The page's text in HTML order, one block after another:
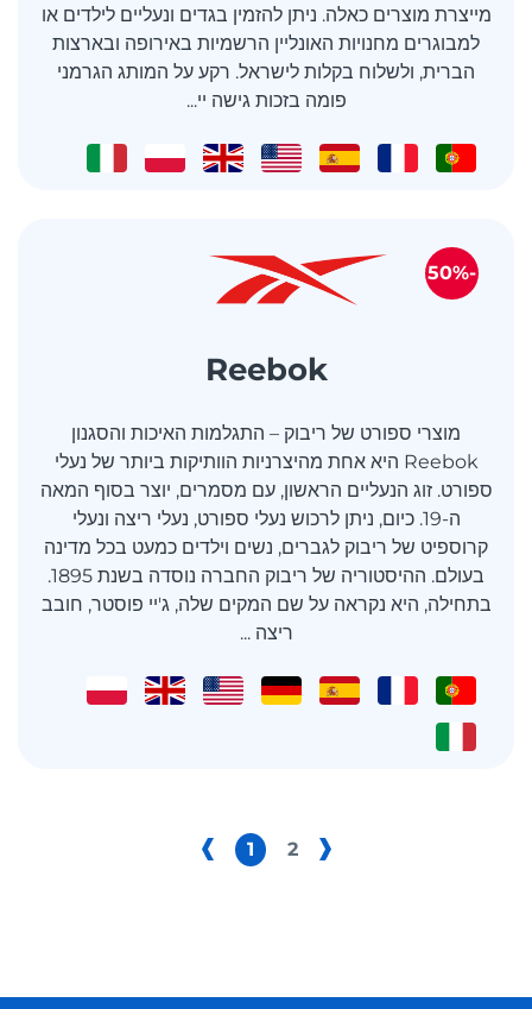
מייצרת מוצרים כאלה. ניתן להזמין בגדים ונעליים לילדים או
למבוגרים מחנויות האונליין הרשמיות באירופה ובארצות
הברית, ולשלוח בקלות לישראל. רקע על המותג הגרמני
פומה בזכות גישה יי...
Reebok
מוצרי ספורט של ריבוק – התגלמות האיכות והסגנון
Reebok היא אחת מהיצרניות הוותיקות ביותר של נעלי
ספורט. זוג הנעליים הראשון, עם מסמרים, יוצר בסוף המאה
ה-19. כיום, ניתן לרכוש נעלי ספורט, נעלי ריצה ונעלי
קרוספיט של ריבוק לגברים, נשים וילדים כמעט בכל מדינה
בעולם. ההיסטוריה של ריבוק החברה נוסדה בשנת 1895.
בתחילה, היא נקראה על שם המקים שלה, ג'יי פוסטר, חובב
ריצה ...
-50%
1 2